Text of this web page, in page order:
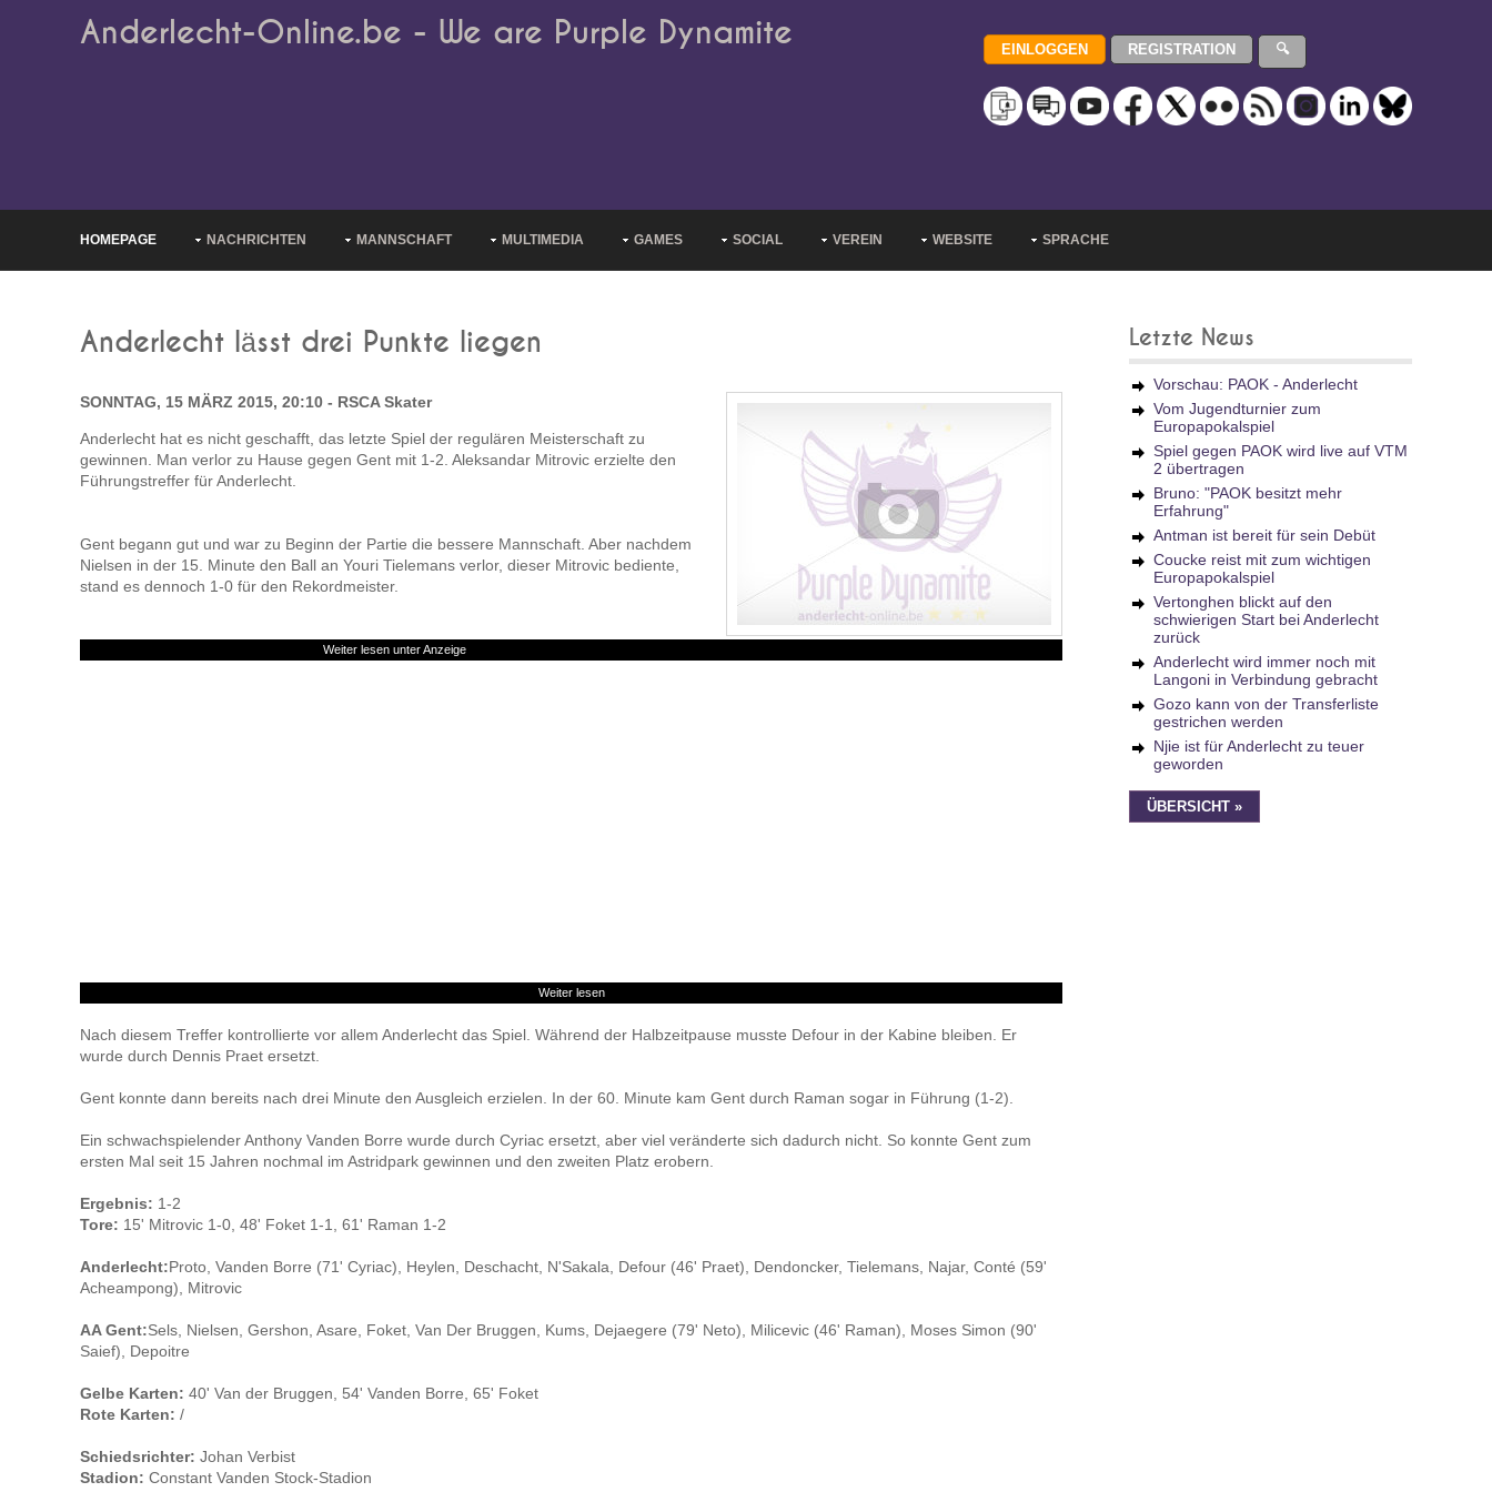
Anderlecht-Online.be - We are Purple Dynamite
HOMEPAGE NACHRICHTEN MANNSCHAFT MULTIMEDIA GAMES SOCIAL VEREIN WEBSITE SPRACHE
Anderlecht lässt drei Punkte liegen
SONNTAG, 15 MÄRZ 2015, 20:10 - RSCA Skater
Anderlecht hat es nicht geschafft, das letzte Spiel der regulären Meisterschaft zu
gewinnen. Man verlor zu Hause gegen Gent mit 1-2. Aleksandar Mitrovic erzielte den
Führungstreffer für Anderlecht.
Gent begann gut und war zu Beginn der Partie die bessere Mannschaft. Aber nachdem
Nielsen in der 15. Minute den Ball an Youri Tielemans verlor, dieser Mitrovic bediente,
stand es dennoch 1-0 für den Rekordmeister.
Weiter lesen unter Anzeige
Weiter lesen
Nach diesem Treffer kontrollierte vor allem Anderlecht das Spiel. Während der Halbzeitpause musste Defour in der Kabine bleiben. Er
wurde durch Dennis Praet ersetzt.
Gent konnte dann bereits nach drei Minute den Ausgleich erzielen. In der 60. Minute kam Gent durch Raman sogar in Führung (1-2).
Ein schwachspielender Anthony Vanden Borre wurde durch Cyriac ersetzt, aber viel veränderte sich dadurch nicht. So konnte Gent zum
ersten Mal seit 15 Jahren nochmal im Astridpark gewinnen und den zweiten Platz erobern.
Ergebnis: 1-2
Tore: 15' Mitrovic 1-0, 48' Foket 1-1, 61' Raman 1-2
Anderlecht:Proto, Vanden Borre (71' Cyriac), Heylen, Deschacht, N'Sakala, Defour (46' Praet), Dendoncker, Tielemans, Najar, Conté (59'
Acheampong), Mitrovic
AA Gent:Sels, Nielsen, Gershon, Asare, Foket, Van Der Bruggen, Kums, Dejaegere (79' Neto), Milicevic (46' Raman), Moses Simon (90'
Saief), Depoitre
Gelbe Karten: 40' Van der Bruggen, 54' Vanden Borre, 65' Foket
Rote Karten: /
Schiedsrichter: Johan Verbist
Stadion: Constant Vanden Stock-Stadion
Letzte News
Vorschau: PAOK - Anderlecht
Vom Jugendturnier zum
Europapokalspiel
Spiel gegen PAOK wird live auf VTM
2 übertragen
Bruno: "PAOK besitzt mehr
Erfahrung"
Antman ist bereit für sein Debüt
Coucke reist mit zum wichtigen
Europapokalspiel
Vertonghen blickt auf den
schwierigen Start bei Anderlecht
zurück
Anderlecht wird immer noch mit
Langoni in Verbindung gebracht
Gozo kann von der Transferliste
gestrichen werden
Njie ist für Anderlecht zu teuer
geworden
ÜBERSICHT »